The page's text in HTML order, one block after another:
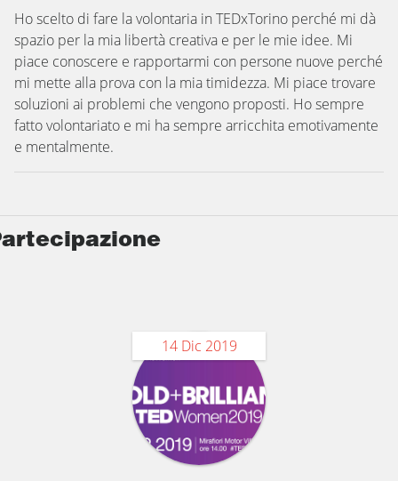
Ho scelto di fare la volontaria in TEDxTorino perché mi dà
spazio per la mia libertà creativa e per le mie idee. Mi
piace conoscere e rapportarmi con persone nuove perché
mi mette alla prova con la mia timidezza. Mi piace trovare
soluzioni ai problemi che vengono proposti. Ho sempre
fatto volontariato e mi ha sempre arricchita emotivamente
e mentalmente.
14 Dic 2019